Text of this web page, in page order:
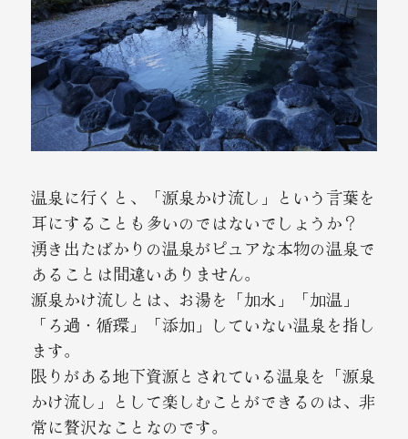
温泉に行くと、「源泉かけ流し」という言葉を
耳にすることも多いのではないでしょうか？
湧き出たばかりの温泉がピュアな本物の温泉で
あることは間違いありません。
源泉かけ流しとは、お湯を「加水」「加温」
「ろ過・循環」「添加」していない温泉を指し
ます。
限りがある地下資源とされている温泉を「源泉
かけ流し」として楽しむことができるのは、非
常に贅沢なことなのです。